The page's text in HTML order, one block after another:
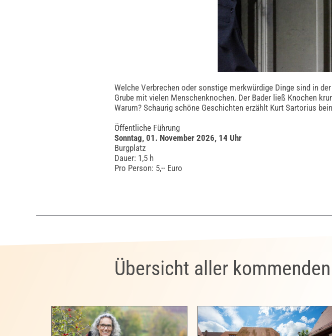
Welche Verbrechen oder sonstige merkwürdige Dinge sind in
Grube mit vielen Menschenknochen. Der Bader ließ Knochen
Warum? Schaurig schöne Geschichten erzählt Kurt Sartorius
Öffentliche Führung
Sonntag, 01. November 2026, 14 Uhr
Burgplatz
Dauer: 1,5 h
Pro Person: 5,-- Euro
Übersicht aller